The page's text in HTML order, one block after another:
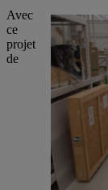
Avec
ce
projet
de